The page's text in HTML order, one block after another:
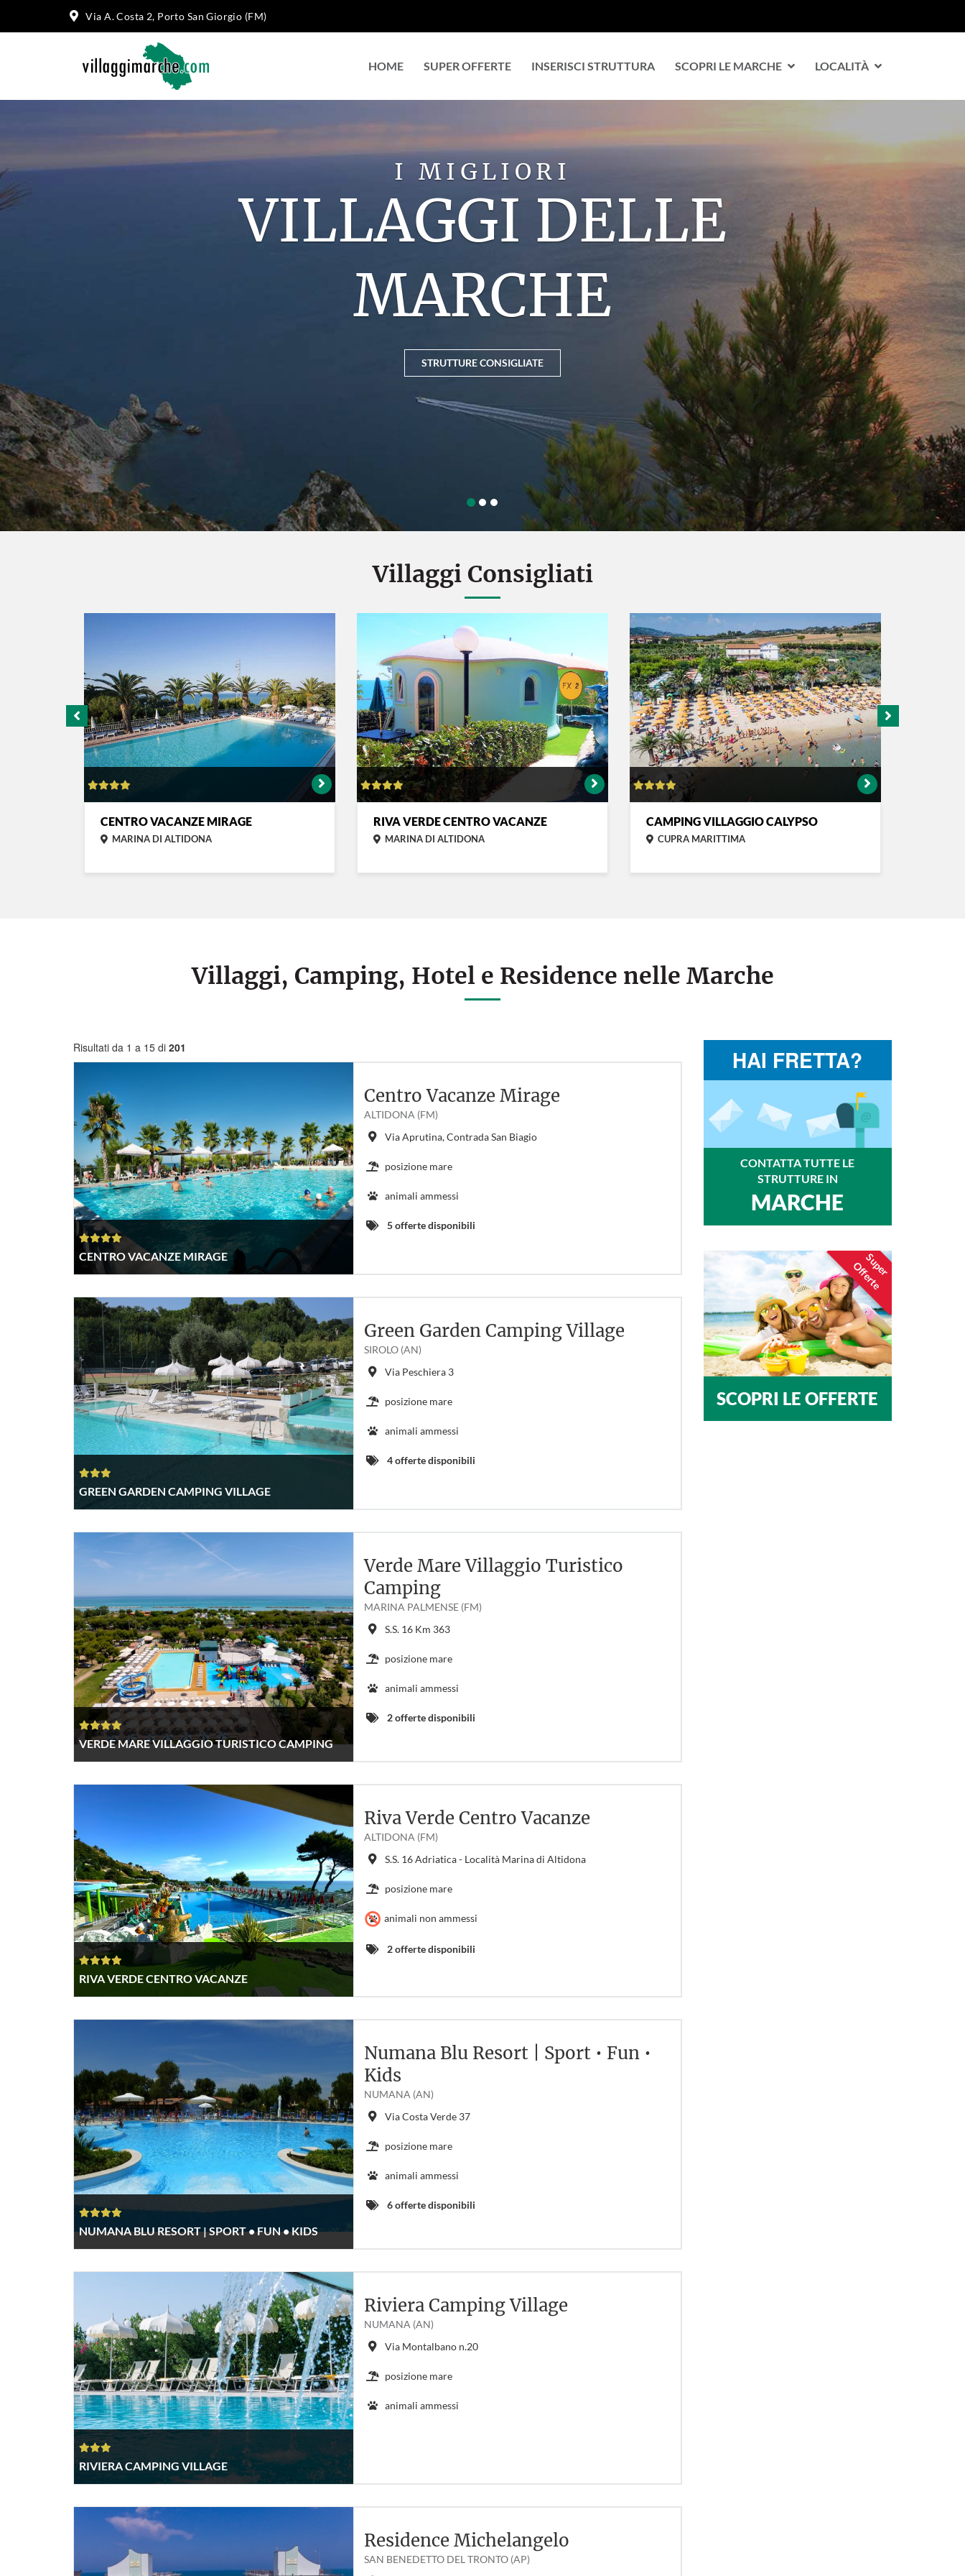
Via A. Costa 2, Porto San Giorgio (FM)
HOME SUPER OFFERTE INSERISCI STRUTTURA SCOPRI LE MARCHE LOCALITÀ
LA VACANZA
SU MISURA PER TE
TROVA VILLAGGIO
Villaggi Consigliati
CENTRO VACANZE MIRAGE
MARINA DI ALTIDONA
RIVA VERDE CENTRO VACANZE
MARINA DI ALTIDONA
CAMPING VILLAGGIO CALYPSO
CUPRA MARITTIMA
Villaggi, Camping, Hotel e Residence nelle Marche
Risultati da 1 a 15 di 201
CENTRO VACANZE MIRAGE
Centro Vacanze Mirage
ALTIDONA (FM)
Via Aprutina, Contrada San Biagio
posizione mare
animali ammessi
5 offerte disponibili
GREEN GARDEN CAMPING VILLAGE
Green Garden Camping Village
SIROLO (AN)
Via Peschiera 3
posizione mare
animali ammessi
4 offerte disponibili
VERDE MARE VILLAGGIO TURISTICO CAMPING
Verde Mare Villaggio Turistico
Camping
MARINA PALMENSE (FM)
S.S. 16 Km 363
posizione mare
animali ammessi
2 offerte disponibili
RIVA VERDE CENTRO VACANZE
Riva Verde Centro Vacanze
ALTIDONA (FM)
S.S. 16 Adriatica - Località Marina di Altidona
posizione mare
animali non ammessi
2 offerte disponibili
NUMANA BLU RESORT | SPORT • FUN • KIDS
Numana Blu Resort | Sport • Fun •
Kids
NUMANA (AN)
Via Costa Verde 37
posizione mare
animali ammessi
6 offerte disponibili
RIVIERA CAMPING VILLAGE
Riviera Camping Village
NUMANA (AN)
Via Montalbano n.20
posizione mare
animali ammessi
Residence Michelangelo
SAN BENEDETTO DEL TRONTO (AP)
HAI FRETTA?
CONTATTA TUTTE LE
STRUTTURE IN
MARCHE
Super
Offerte
SCOPRI LE OFFERTE